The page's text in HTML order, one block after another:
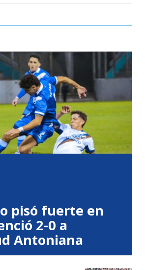
pisó fuerte en
2-0 a
Antoniana